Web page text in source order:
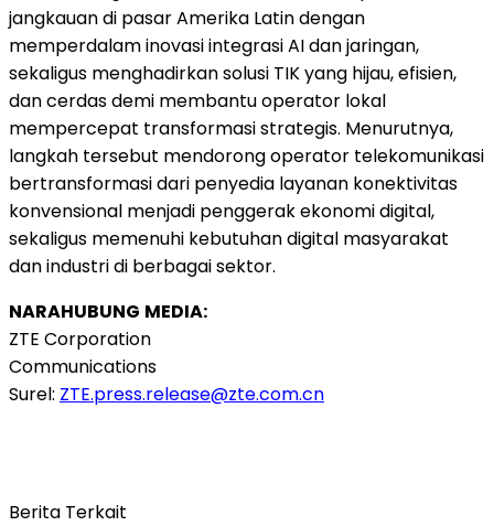
jangkauan di pasar Amerika Latin dengan
memperdalam inovasi integrasi AI dan jaringan,
sekaligus menghadirkan solusi TIK yang hijau, efisien,
dan cerdas demi membantu operator lokal
mempercepat transformasi strategis. Menurutnya,
langkah tersebut mendorong operator telekomunikasi
bertransformasi dari penyedia layanan konektivitas
konvensional menjadi penggerak ekonomi digital,
sekaligus memenuhi kebutuhan digital masyarakat
dan industri di berbagai sektor.
NARAHUBUNG MEDIA:
ZTE Corporation
Communications
Surel: ZTE.press.release@zte.com.cn
Berita Terkait